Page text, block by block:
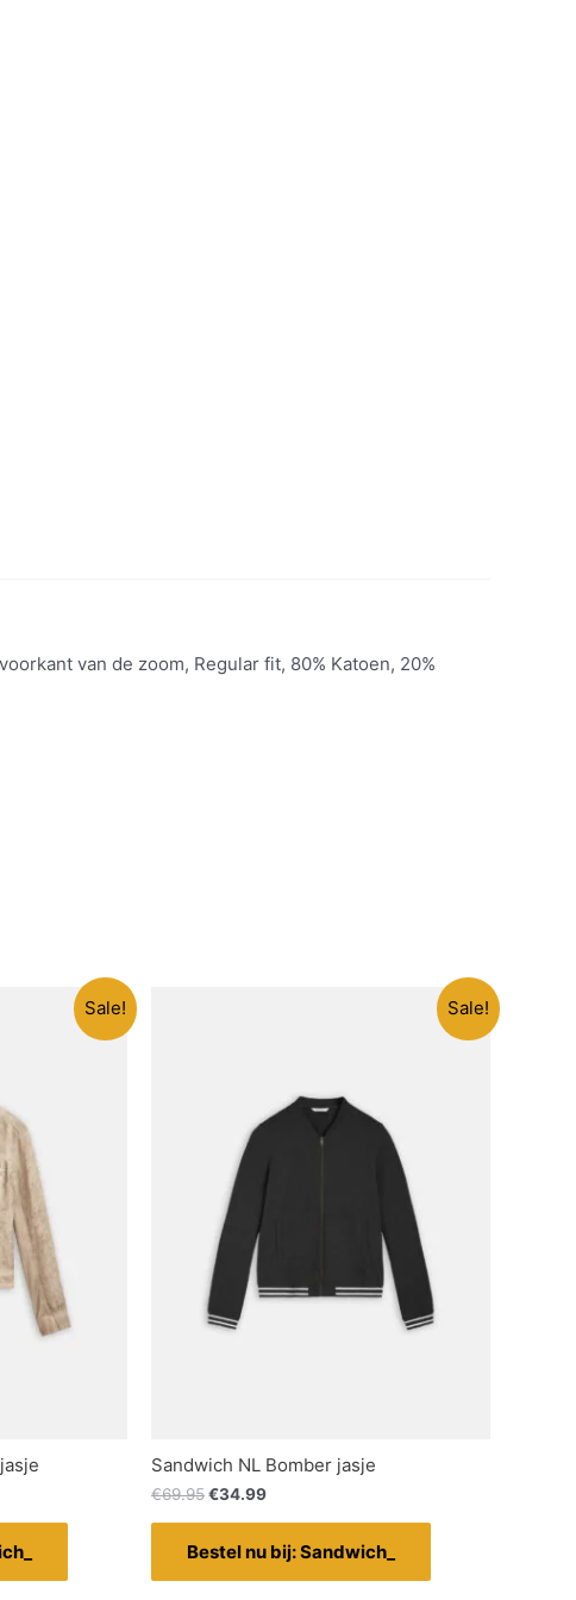
van de zoom, Regular fit, 80% Katoen, 20%
Sale! Sale!
Sandwich NL Bomber jasje
€69.95€34.99
Bestel nu bij: Sandwich_